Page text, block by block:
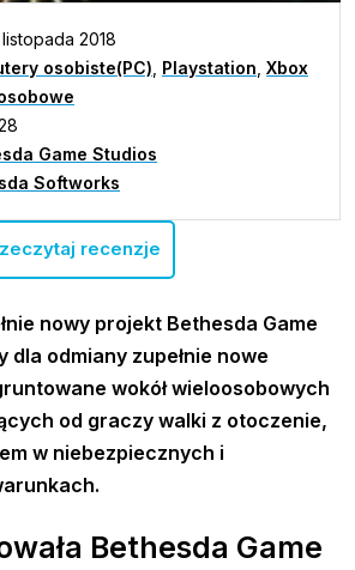
listopada 2018
osobiste(PC) Playstation Xbox
Game Studios
Softworks
recenzje
nowy projekt Bethesda Game
dla odmiany zupełnie nowe
wokół wieloosobowych
od graczy walki z otoczenie,
w niebezpiecznych i
Bethesda Game